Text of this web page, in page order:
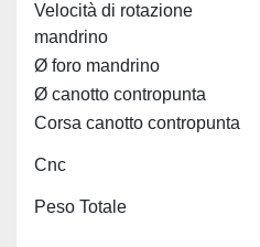
Velocità di rotazione
mandrino
Ø foro mandrino
Ø canotto contropunta
Corsa canotto contropunta
Cnc
Peso Totale